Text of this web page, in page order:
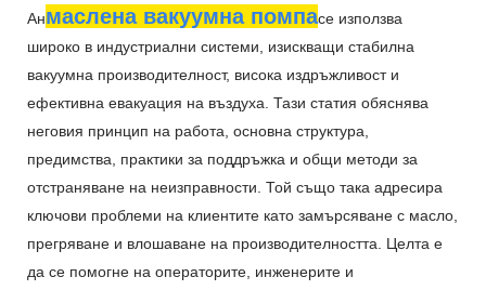
Анмаслена вакуумна помпасе използва
широко в индустриални системи, изискващи стабилна
вакуумна производителност, висока издръжливост и
ефективна евакуация на въздуха. Тази статия обяснява
неговия принцип на работа, основна структура,
предимства, практики за поддръжка и общи методи за
отстраняване на неизправности. Той също така адресира
ключови проблеми на клиентите като замърсяване с масло,
прегряване и влошаване на производителността. Целта е
да се помогне на операторите, инженерите и